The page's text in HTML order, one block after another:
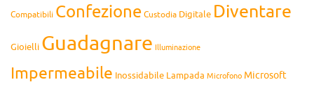
Compatibili Confezione Custodia Digitale Diventare
Gioielli Guadagnare Illuminazione
Impermeabile Inossidabile Lampada Microfono Microsoft